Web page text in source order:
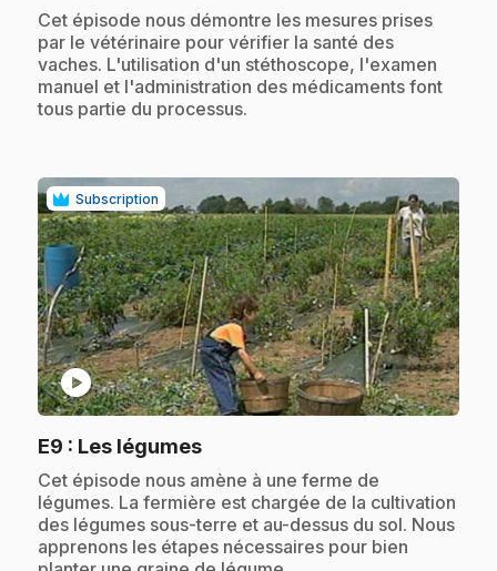
.Cet épisode nous démontre les mesures prises
par le vétérinaire pour vérifier la santé des
vaches. L'utilisation d'un stéthoscope, l'examen
manuel et l'administration des médicaments font
tous partie du processus.
Subscription
play_circle
E9 : Les légumes.
.Cet épisode nous amène à une ferme de
légumes. La fermière est chargée de la cultivation
des légumes sous-terre et au-dessus du sol. Nous
apprenons les étapes nécessaires pour bien